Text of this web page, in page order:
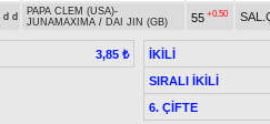
d d PAPA CLEM (USA)-
JUNAMAXIMA / DAI JIN (GB) 55 +0.50
3,85 ₺
İKİLİ
SIRALI İKİLİ
6. ÇİFTE